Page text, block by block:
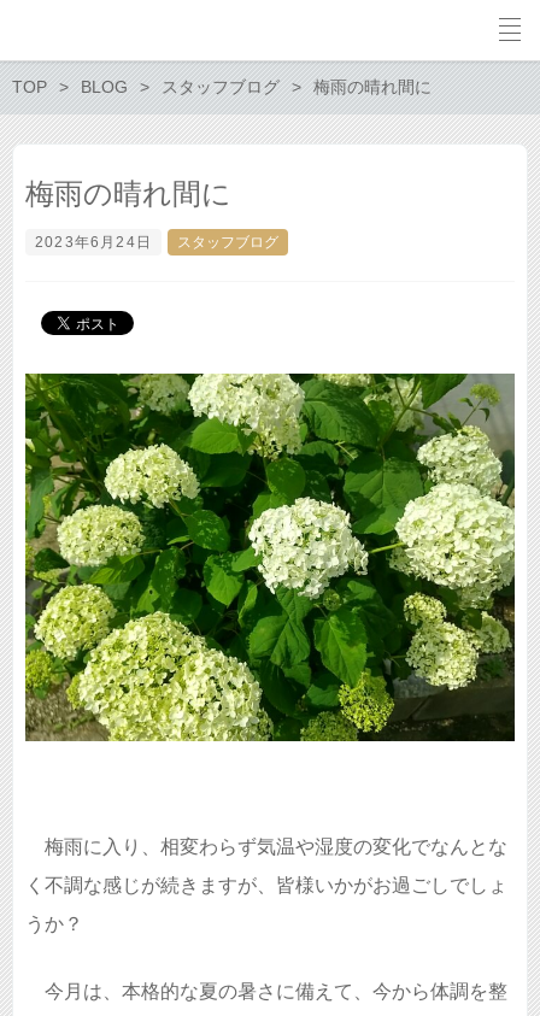
TOP BLOG スタッフブログ 梅雨の晴れ間に
梅雨の晴れ間に
2023年6月24日 スタッフブログ
梅雨に入り、相変わらず気温や湿度の変化でなんとな
く不調な感じが続きますが、皆様いかがお過ごしでしょ
うか？
今月は、本格的な夏の暑さに備えて、今から体調を整